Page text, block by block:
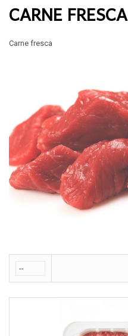
CARNE FRESCA
Carne fresca